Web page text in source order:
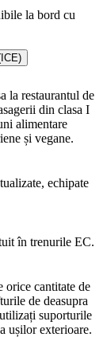
la bord cu
la restaurantul de
din clasa I
alimentare
și vegane.
echipate
în trenurile EC.
cantitate de
de deasupra
suporturile
ușilor exterioare.